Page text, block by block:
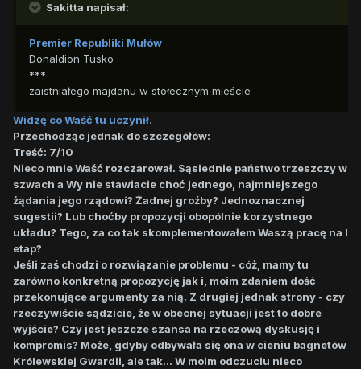
Sakitta napisał:
Premier Republiki Mułów
Donaldion Tusko
***
zaistniałego majdanu w stołecznym mieście
Widzę co Waść tu uczynił.
Przechodząc jednak do szczegółów:
Treść: 7/10
Nieco mnie Waść rozczarował. Sąsiednie państwo trzeszczy w
szwach a Wy nie stawiacie choć jednego, najmniejszego
żądania jego rządowi? Żadnej groźby? Jednoznacznej
sugestii? Lub choćby propozycji obopólnie korzystnego
układu? Tego, za co tak skomplementowałem Waszą pracę na I
etap?
Jeśli zaś chodzi o rozwiązanie problemu - cóż, mamy tu
zarówno konkretną propozycję jak i, moim zdaniem dość
przekonujące argumenty za nią. Z drugiej jednak strony - czy
rzeczywiście sądzicie, że w obecnej sytuacji jest to dobre
wyjście? Czy jest jeszcze szansa na rzeczową dyskusję i
kompromis? Może, gdyby odbywała się ona w cieniu bagnetów
Królewskiej Gwardii, ale tak... W moim odczuciu nieco